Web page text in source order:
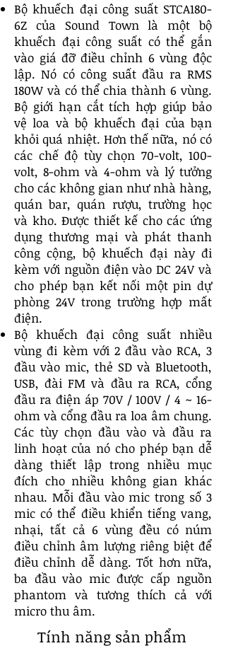
Bộ khuếch đại công suất STCA180-
6Z của Sound Town là một bộ
khuếch đại công suất có thể gắn
vào giá đỡ điều chỉnh 6 vùng độc
lập. Nó có công suất đầu ra RMS
180W và có thể chia thành 6 vùng.
Bộ giới hạn cắt tích hợp giúp bảo
vệ loa và bộ khuếch đại của bạn
khỏi quá nhiệt. Hơn thế nữa, nó có
các chế độ tùy chọn 70-volt, 100-
volt, 8-ohm và 4-ohm và lý tưởng
cho các không gian như nhà hàng,
quán bar, quán rượu, trường học
và kho. Được thiết kế cho các ứng
dụng thương mại và phát thanh
công cộng, bộ khuếch đại này đi
kèm với nguồn điện vào DC 24V và
cho phép bạn kết nối một pin dự
phòng 24V trong trường hợp mất
điện.
Bộ khuếch đại công suất nhiều
vùng đi kèm với 2 đầu vào RCA, 3
đầu vào mic, thẻ SD và Bluetooth,
USB, đài FM và đầu ra RCA, cổng
đầu ra điện áp 70V / 100V / 4 ~ 16-
ohm và cổng đầu ra loa âm chung.
Các tùy chọn đầu vào và đầu ra
linh hoạt của nó cho phép bạn dễ
dàng thiết lập trong nhiều mục
đích cho nhiều không gian khác
nhau. Mỗi đầu vào mic trong số 3
mic có thể điều khiển tiếng vang,
nhại, tất cả 6 vùng đều có núm
điều chỉnh âm lượng riêng biệt để
điều chỉnh dễ dàng. Tốt hơn nữa,
ba đầu vào mic được cấp nguồn
phantom và tương thích cả với
micro thu âm.
Tính năng sản phẩm